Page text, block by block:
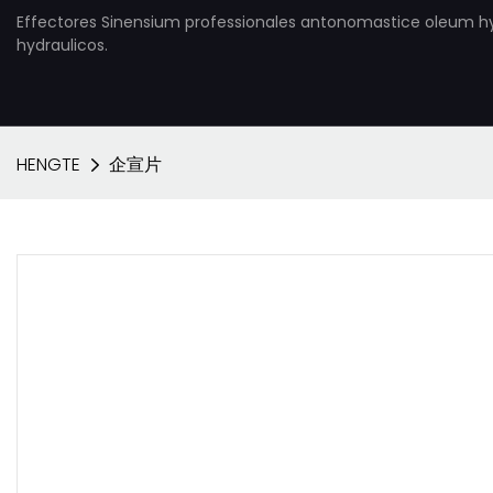
Effectores Sinensium professionales antonomastice oleum
hydraulicos.
HENGTE 企宣片